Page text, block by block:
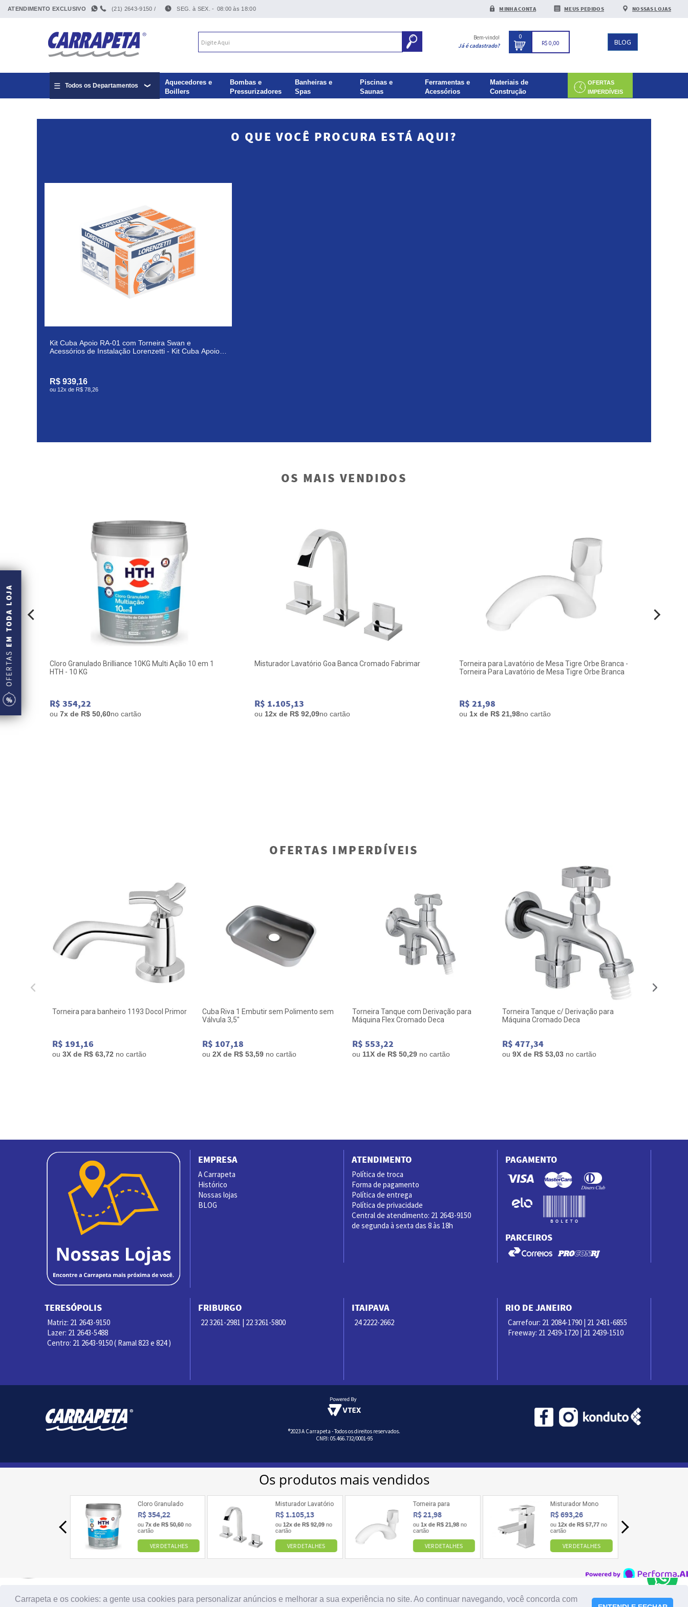
ATENDIMENTO EXCLUSIVO (21) 2643-9150 / SEG. à SEX. - 08:00 às 18:00 MINHA CONTA MEUS PEDIDOS NOSSAS LOJAS
Bem-vindo!
Já é cadastrado?
0
R$ 0,00 BLOG
Todos os Departamentos
Aquecedores e
Boillers
Bombas e
Pressurizadores
Banheiras e
Spas
Piscinas e
Saunas
Ferramentas e
Acessórios
Materiais de
Construção
OFERTAS
IMPERDÍVEIS
O QUE VOCÊ PROCURA ESTÁ AQUI?
Kit Cuba Apoio RA-01 com Torneira Swan e
Acessórios de Instalação Lorenzetti - Kit Cuba Apoio
R$ 939,16
ou 12x de R$ 78,26
OS MAIS VENDIDOS
Cloro Granulado Brilliance 10KG Multi Ação 10 em 1
HTH - 10 KG
R$ 354,22
ou 7x de R$ 50,60no cartão
Misturador Lavatório Goa Banca Cromado Fabrimar
R$ 1.105,13
ou 12x de R$ 92,09no cartão
Torneira para Lavatório de Mesa Tigre Orbe Branca -
Torneira Para Lavatório de Mesa Tigre Orbe Branca
R$ 21,98
ou 1x de R$ 21,98no cartão
OFERTAS IMPERDÍVEIS
Torneira para banheiro 1193 Docol Primor
R$ 191,16
ou 3X de R$ 63,72 no cartão
Cuba Riva 1 Embutir sem Polimento sem
Válvula 3,5"
R$ 107,18
ou 2X de R$ 53,59 no cartão
Torneira Tanque com Derivação para
Máquina Flex Cromado Deca
R$ 553,22
ou 11X de R$ 50,29 no cartão
Torneira Tanque c/ Derivação para
Máquina Cromado Deca
R$ 477,34
ou 9X de R$ 53,03 no cartão
EMPRESA
A Carrapeta
Histórico
Nossas lojas
BLOG
ATENDIMENTO
Política de troca
Forma de pagamento
Política de entrega
Política de privacidade
Central de atendimento: 21 2643-9150
de segunda à sexta das 8 às 18h
PAGAMENTO
PARCEIROS
TERESÓPOLIS
Matriz: 21 2643-9150
Lazer: 21 2643-5488
Centro: 21 2643-9150 ( Ramal 823 e 824 )
FRIBURGO
22 3261-2981 | 22 3261-5800
ITAIPAVA
24 2222-2662
RIO DE JANEIRO
Carrefour: 21 2084-1790 | 21 2431-6855
Freeway: 21 2439-1720 | 21 2439-1510
®2023 A Carrapeta - Todos os direitos reservados.
CNPJ: 05.466.732/0001-95
Carrapeta e os cookies: a gente usa cookies para personalizar anúncios e melhorar a sua experiência no site. Ao continuar navegando, você concorda com